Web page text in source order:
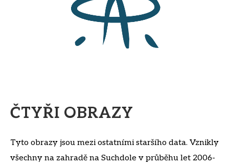
ČTYŘI OBRAZY
Tyto obrazy jsou mezi ostatními staršího data. Vznikly
všechny na zahradě na Suchdole v průběhu let 2006-